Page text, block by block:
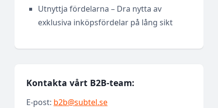
Utnyttja fördelarna – Dra nytta av
exklusiva inköpsfördelar på lång sikt
Kontakta vårt B2B-team:
E-post: b2b@subtel.se